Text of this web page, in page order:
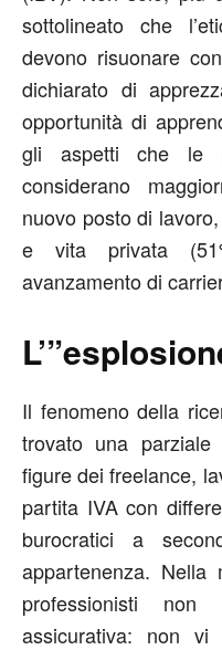
sottolineato che
devono risuonare
dichiarato di
opportunità di
gli aspetti che le
considerano
nuovo posto di
e vita privata
avanzamento di
Il fenomeno della
trovato una parziale
figure dei freelance,
partita IVA con
burocratici a
appartenenza.
professionisti non
assicurativa: non